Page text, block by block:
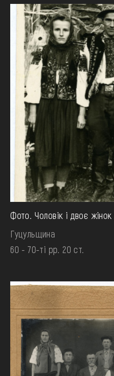
Фото. Чоловік і двоє
Гуцульщина
60 - 70-ті рр. 20 ст.